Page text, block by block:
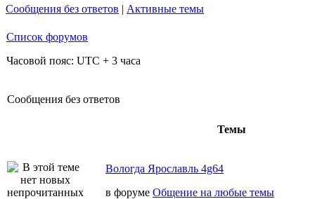
Сообщения без ответов | Активные темы
Список форумов
Часовой пояс: UTC + 3 часа
Сообщения без ответов
Темы
Вологда Ярославль 4g64
в форуме Общение на любые темы